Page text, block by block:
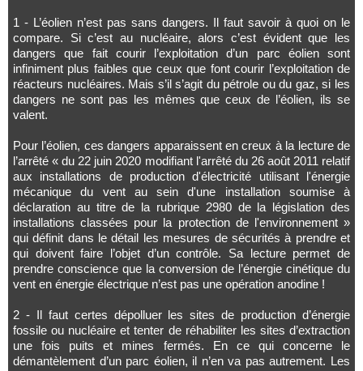
1 - L’éolien n’est pas sans dangers. Il faut savoir à quoi on le
compare. Si c’est au nucléaire, alors c’est évident que les
dangers que fait courir l’exploitation d’un parc éolien sont
infiniment plus faibles que ceux que font courir l’exploitation de
réacteurs nucléaires. Mais s’il s’agit du pétrole ou du gaz, si les
dangers ne sont pas les mêmes que ceux de l’éolien, ils se
valent.
Pour l’éolien, ces dangers apparaissent en creux à la lecture de
l’arrêté « du 22 juin 2020 modifiant l'arrêté du 26 août 2011 relatif
aux installations de production d'électricité utilisant l'énergie
mécanique du vent au sein d'une installation soumise à
déclaration au titre de la rubrique 2980 de la législation des
installations classées pour la protection de l'environnement »
qui définit dans le détail les mesures de sécurités à prendre et
qui doivent faire l’objet d’un contrôle. Sa lecture permet de
prendre conscience que la conversion de l’énergie cinétique du
vent en énergie électrique n’est pas une opération anodine !
2 - Il faut certes dépolluer les sites de production d’énergie
fossile ou nucléaire et tenter de réhabiliter les sites d’extraction
une fois puits et mines fermés. En ce qui concerne le
démantèlement d’un parc éolien, il n’en va pas autrement. Les